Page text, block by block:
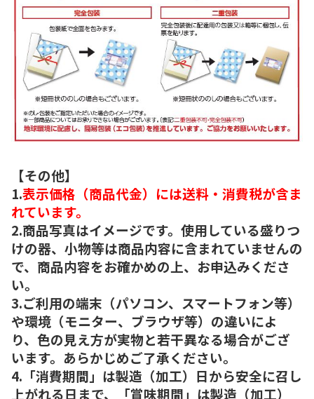
【その他】
1.表示価格（商品代金）には送料・消費税が含ま
れています。
2.商品写真はイメージです。使用している盛りつ
けの器、小物等は商品内容に含まれていませんの
で、商品内容をお確かめの上、お申込みくださ
い。
3.ご利用の端末（パソコン、スマートフォン等）
や環境（モニター、ブラウザ等）の違いによ
り、色の見え方が実物と若干異なる場合がござ
います。あらかじめご了承ください。
4.「消費期間」は製造（加工）日から安全に召し
上がれる日まで、「賞味期間」は製造（加工）